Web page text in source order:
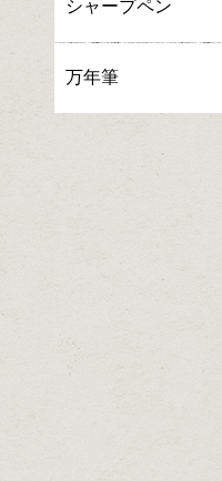
シャープペン
万年筆